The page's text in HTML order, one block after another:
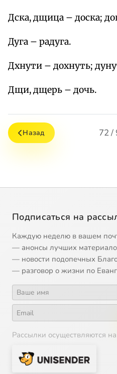
Дска, дщица – доска;
Дуга – радуга.
Дхнути – дохнуть;
Дщи, дщерь – дочь.
Назад 72 /
Подписаться на
Каждую неделю в вашем
— анонсы лучших
— новости подопечных
— разговор о жизни по
Рассылки осуществляются